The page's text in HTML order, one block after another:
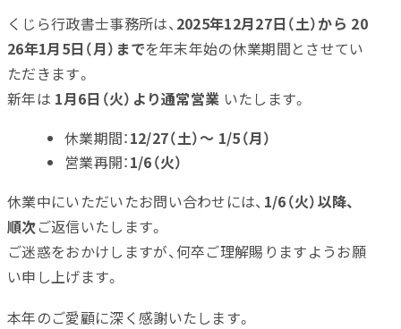
くじら行政書士事務所は、 2025年12月27日（土）から 20
26年1月5日（月）までを年末年始の休業期間とさせてい
ただきます。
新年は 1月6日（火）より通常営業 いたします。
休業期間：12/27（土）〜 1/5（月）
営業再開：1/6（火）
休業中にいただいたお問い合わせには、 1/6（火）以降、
順次ご返信いたします。
ご迷惑をおかけしますが、何卒ご理解賜りますようお願
い申し上げます。
本年のご愛顧に深く感謝いたします。